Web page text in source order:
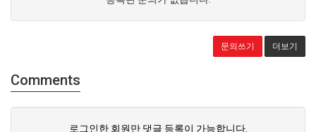
문의쓰기 더보기
Comments
로그인한 회원만 댓글 등록이 가능합니다.